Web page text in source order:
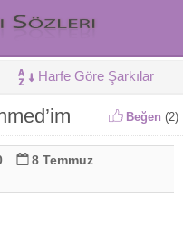
Harfe Göre Şarkılar
Beğen (2)
8 Temmuz